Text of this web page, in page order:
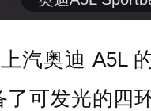
汽奥迪 A5L
可发光的四